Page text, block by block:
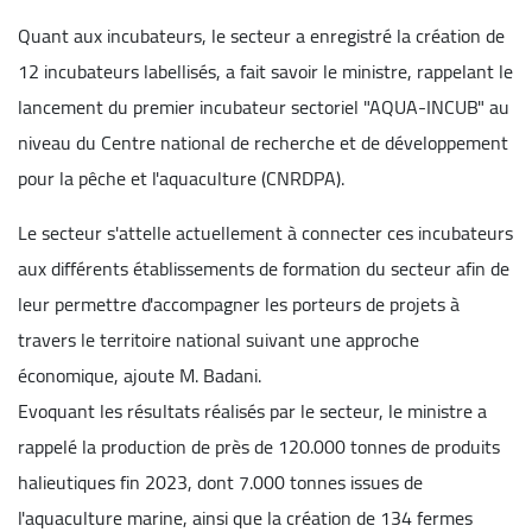
Quant aux incubateurs, le secteur a enregistré la création de
12 incubateurs labellisés, a fait savoir le ministre, rappelant le
lancement du premier incubateur sectoriel "AQUA-INCUB" au
niveau du Centre national de recherche et de développement
pour la pêche et l'aquaculture (CNRDPA).
Le secteur s'attelle actuellement à connecter ces incubateurs
aux différents établissements de formation du secteur afin de
leur permettre d'accompagner les porteurs de projets à
travers le territoire nationalsuivant une approche
économique, ajoute M. Badani.
Evoquant les résultats réalisés par le secteur, le ministre a
rappelé la production de près de 120.000 tonnes de produits
halieutiques fin 2023, dont 7.000 tonnes issues de
l'aquaculture marine, ainsi que la création de 134 fermes